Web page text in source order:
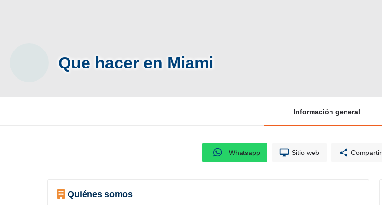
Que hacer en Miami
Información general
Whatsapp Sitio web Compartir
Quiénes somos